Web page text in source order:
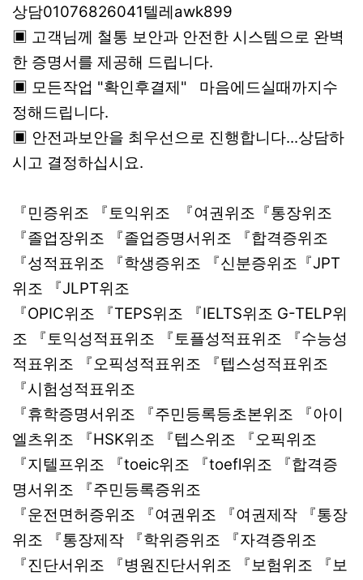
상담01076826041텔레awk899
▣ 고객님께 철통 보안과 안전한 시스템으로 완벽
한 증명서를 제공해 드립니다.
▣ 모든작업 "확인후결제" 마음에드실때까지수
정해드립니다.
▣ 안전과보안을 최우선으로 진행합니다...상담하
시고 결정하십시요.
『민증위조 『토익위조 『여권위조『통장위조
『졸업장위조 『졸업증명서위조 『합격증위조
『성적표위조 『학생증위조 『신분증위조『JPT
위조 『JLPT위조
『OPIC위조 『TEPS위조 『IELTS위조 G-TELP위
조 『토익성적표위조 『토플성적표위조 『수능성
적표위조 『오픽성적표위조 『텝스성적표위조
『시험성적표위조
『휴학증명서위조 『주민등록등초본위조 『아이
엘츠위조 『HSK위조 『텝스위조 『오픽위조
『지텔프위조 『toeic위조 『toefl위조 『합격증
명서위조 『주민등록증위조
『운전면허증위조 『여권위조 『여권제작 『통장
위조 『통장제작 『학위증위조 『자격증위조
『진단서위조 『병원진단서위조 『보험위조 『보